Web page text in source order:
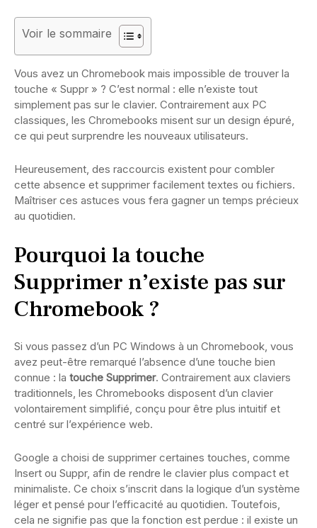
Voir le sommaire
Vous avez un Chromebook mais impossible de trouver la
touche « Suppr » ? C’est normal : elle n’existe tout
simplement pas sur le clavier. Contrairement aux PC
classiques, les Chromebooks misent sur un design épuré,
ce qui peut surprendre les nouveaux utilisateurs.
Heureusement, des raccourcis existent pour combler
cette absence et supprimer facilement textes ou fichiers.
Maîtriser ces astuces vous fera gagner un temps précieux
au quotidien.
Pourquoi la touche
Supprimer n’existe pas sur
Chromebook ?
Si vous passez d’un PC Windows à un Chromebook, vous
avez peut-être remarqué l’absence d’une touche bien
connue : la touche Supprimer. Contrairement aux claviers
traditionnels, les Chromebooks disposent d’un clavier
volontairement simplifié, conçu pour être plus intuitif et
centré sur l’expérience web.
Google a choisi de supprimer certaines touches, comme
Insert ou Suppr, afin de rendre le clavier plus compact et
minimaliste. Ce choix s’inscrit dans la logique d’un système
léger et pensé pour l’efficacité au quotidien. Toutefois,
cela ne signifie pas que la fonction est perdue : il existe un